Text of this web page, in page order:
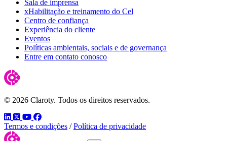
Sala de imprensa
xHabilitação e treinamento do Cel
Centro de confiança
Experiência do cliente
Eventos
Políticas ambientais, sociais e de governança
Entre em contato conosco
© 2026 Claroty. Todos os direitos reservados.
LinkedIn
TwitterYouTube
Facebook
Termos e condições / Política de privacidade